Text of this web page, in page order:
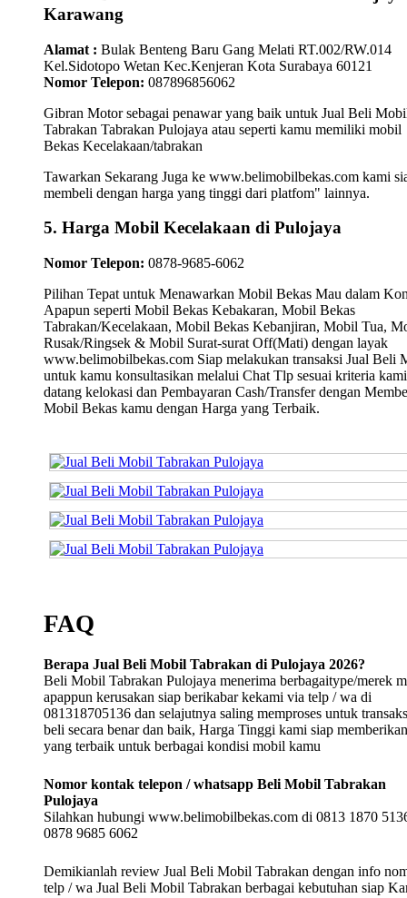
Karawang
Alamat : Bulak Benteng Baru Gang Melati RT.002/RW.014
Kel.Sidotopo Wetan Kec.Kenjeran Kota Surabaya 60121
Nomor Telepon: 087896856062
Gibran Motor sebagai penawar yang baik untuk Jual Beli
Tabrakan Tabrakan Pulojaya atau seperti kamu memiliki mobil
Bekas Kecelakaan/tabrakan
Tawarkan Sekarang Juga ke www.belimobilbekas.com kami
membeli dengan harga yang tinggi dari platfom" lainnya.
5. Harga Mobil Kecelakaan di Pulojaya
Nomor Telepon: 0878-9685-6062
Pilihan Tepat untuk Menawarkan Mobil Bekas Mau dalam
Apapun seperti Mobil Bekas Kebakaran, Mobil Bekas
Tabrakan/Kecelakaan, Mobil Bekas Kebanjiran, Mobil Tua,
Rusak/Ringsek & Mobil Surat-surat Off(Mati) dengan layak
www.belimobilbekas.com Siap melakukan transaksi Jual Beli
untuk kamu konsultasikan melalui Chat Tlp sesuai kriteria
datang kelokasi dan Pembayaran Cash/Transfer dengan
Mobil Bekas kamu dengan Harga yang Terbaik.
FAQ
Berapa Jual Beli Mobil Tabrakan di Pulojaya 2026?
Beli Mobil Tabrakan Pulojaya menerima berbagaitype/merek
apappun kerusakan siap berikabar kekami via telp / wa di
081318705136 dan selajutnya saling memproses untuk
beli secara benar dan baik, Harga Tinggi kami siap memberikan
yang terbaik untuk berbagai kondisi mobil kamu
Nomor kontak telepon / whatsapp Beli Mobil Tabrakan
Pulojaya
Silahkan hubungi www.belimobilbekas.com di 0813 1870
0878 9685 6062
Demikianlah review Jual Beli Mobil Tabrakan dengan info
telp / wa Jual Beli Mobil Tabrakan berbagai kebutuhan siap